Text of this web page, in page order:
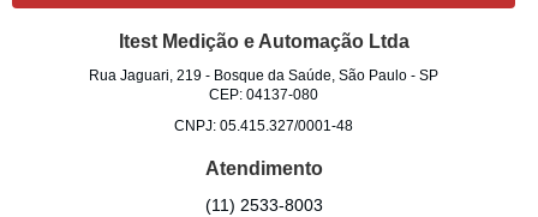
Itest Medição e Automação Ltda
Rua Jaguari, 219 - Bosque da Saúde, São Paulo -SP
CEP: 04137-080
CNPJ: 05.415.327/0001-48
Atendimento
(11) 2533-8003